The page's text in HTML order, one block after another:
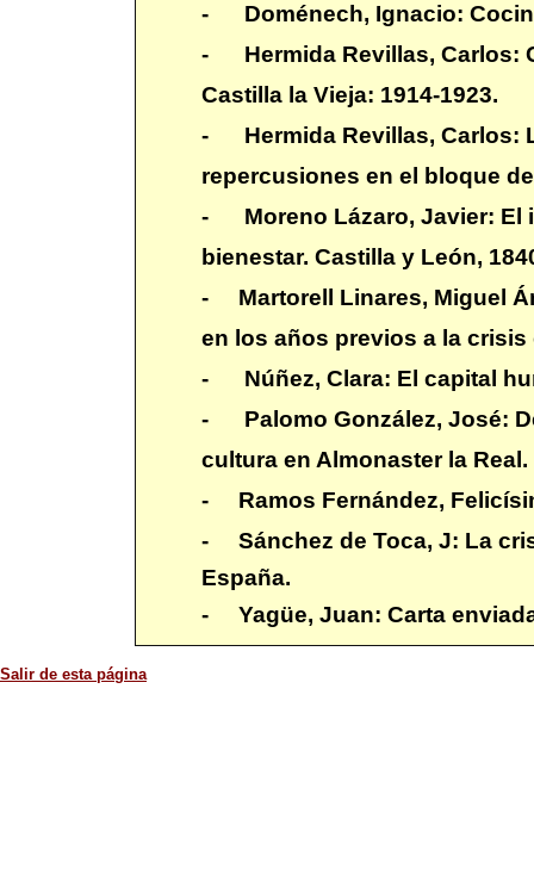
- Doménech, Ignacio:
-
Hermida Revillas,
Castilla la Vieja: 1914-1923.
-
Hermida Revillas, Carlos:
repercusiones en el bloque
-
Moreno Lázaro, Javier:
bienestar. Castilla y León,
-
Martorell Linares, Miguel
en los años previos a la crisis
- Núñez, Clara: El capital
-
Palomo González, José:
cultura en Almonaster la
- Ramos Fernández,
-
Sánchez de Toca, J: La
España.
- Yagüe, Juan: Carta
Salir de esta página